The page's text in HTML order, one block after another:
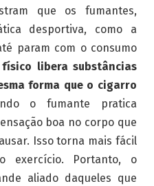
que os fumantes,
desportiva, como a
param com o consumo
físico libera substâncias
forma que o cigarro
o fumante pratica
boa no corpo que
Isso torna mais fácil
exercício. Portanto, o
aliado daqueles que